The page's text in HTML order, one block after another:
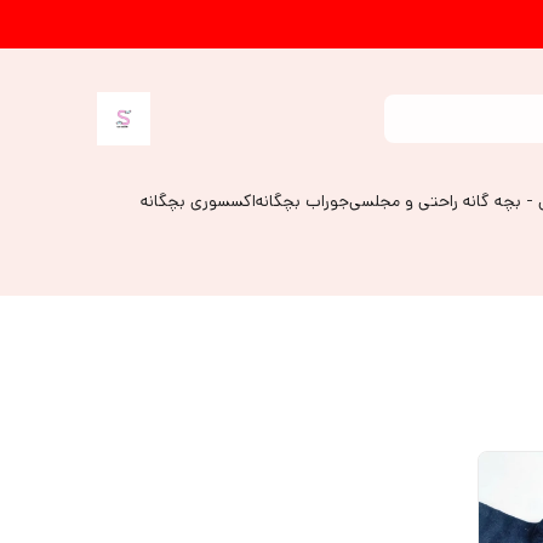
- بچه گانه راحتی و مجلسیجوراب بچگانهاکسسوری بچگانه